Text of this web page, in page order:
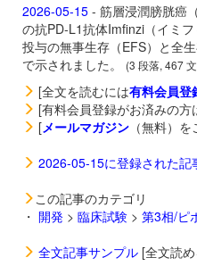
2026-05-15 - 筋層浸潤膀胱癌
の抗PD-L1抗体Imfinzi（イミ
投与の無事生存（EFS）と全
で示されました。
(3 段落, 467
[全文を読むには有料会員登
[有料会員登録がお済みの方
[メールマガジン （無料）
2026-05-15に登録された記
この記事のカテゴリ
・ 開発 > 臨床試験 > 第3相/ピ
全文記事サンプル [全文読